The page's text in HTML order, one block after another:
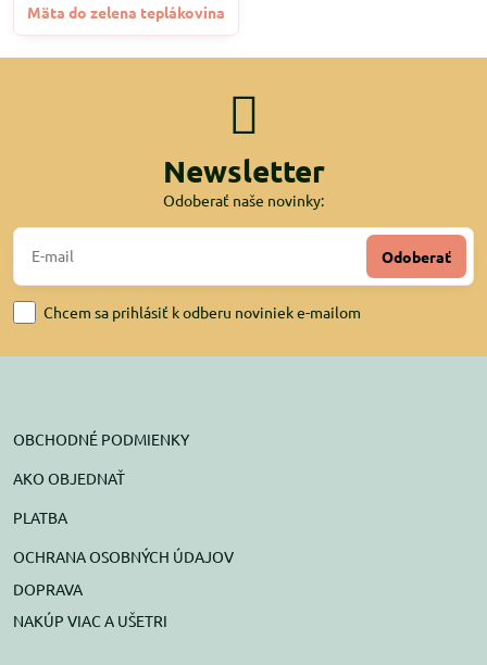
Mäta do zelena teplákovina
Newsletter
Odoberať naše novinky:
Odoberať
Chcem sa prihlásiť k odberu noviniek e-mailom
OBCHODNÉ PODMIENKY
AKO OBJEDNAŤ
PLATBA
OCHRANA OSOBNÝCH ÚDAJOV
DOPRAVA
NAKÚP VIAC A UŠETRI